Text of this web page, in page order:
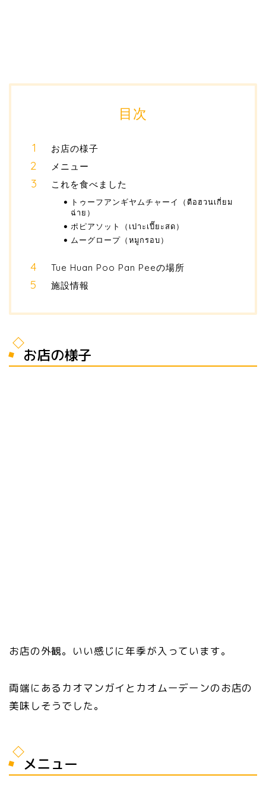
目次
お店の様子
メニュー
これを食べました
トゥーフアンギヤムチャーイ（ตือฮวนเกี่ยม
ฉ่าย）
ポピアソット（เปาะเปี๊ยะสด）
ムーグロープ（หมูกรอบ）
Tue Huan Poo Pan Peeの場所
施設情報
お店の様子
お店の外観。いい感じに年季が入っています。
両端にあるカオマンガイとカオムーデーンのお店の
美味しそうでした。
メニュー